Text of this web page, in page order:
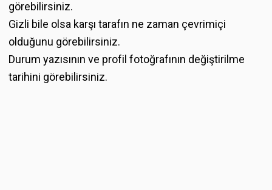
görebilirsiniz.
Gizli bile olsa karşı tarafın ne zaman çevrimiçi
olduğunu görebilirsiniz.
Durum yazısının ve profil fotoğrafının değiştirilme
tarihini görebilirsiniz.